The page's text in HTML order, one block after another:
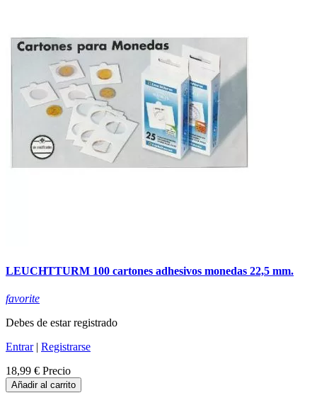
LEUCHTTURM 100 cartones adhesivos monedas 22,5 mm.
favorite
Debes de estar registrado
Entrar| Registrarse
18,99 € Precio
Añadir al carrito